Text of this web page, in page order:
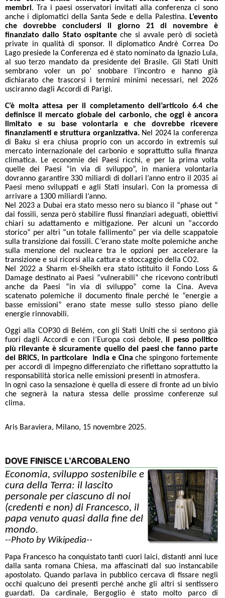
membri. Tra i paesi osservatori invitati alla conferenza ci sono
anche i diplomatici della Santa Sede e della Palestina. L’evento
che dovrebbe concludersi il giorno 21 di novembre è
finanziato dallo Stato ospitante che si avvale però di società
private in qualità di sponsor. Il diplomatico Andrè Correa Do
Lago presiede la Conferenza ed è stato nominato da Ignazio Lula,
al suo terzo mandato da presidente del Brasile. Gli Stati Uniti
sembrano voler un po’ snobbare l’incontro e hanno già
dichiarato che trascorsi i termini minimi necessari, nel 2026
usciranno dagli Accordi di Parigi.
C’è molta attesa per il completamento dell’articolo 6.4 che
definisce il mercato globale del carbonio, che oggi è ancora
limitato e su base volontaria e che dovrebbe ricevere
finanziamenti e struttura organizzativa. Nel 2024 la conferenza
di Baku si era chiusa proprio con un accordo in extremis sul
mercato internazionale del carbonio e soprattutto sulla finanza
climatica. Le economie dei Paesi ricchi, e per la prima volta
quelle dei Paesi “in via di sviluppo”, in maniera volontaria
dovranno garantire 330 miliardi di dollari l’anno entro il 2035 ai
Paesi meno sviluppati e agli Stati insulari. Con la promessa di
arrivare a 1300 miliardi l’anno.
Nel 2023 a Dubai era stato messo nero su bianco il “phase out “
dai fossili, senza però stabilire flussi finanziari adeguati, obiettivi
chiari su adattamento e mitigazione. Per alcuni un “accordo
storico” per altri “un totale fallimento” per via delle scappatoie
sulla transizione dai fossili. C’erano state molte polemiche anche
sulla menzione del nucleare tra le opzioni per accelerare la
transizione e sui ricorsi alla cattura e stoccaggio della CO2.
Nel 2022 a Sharm el-Sheikh era stato istituito il Fondo Loss &
Damage destinato ai Paesi “vulnerabili” che ricevono contributi
anche da Paesi “in via di sviluppo” come la Cina. Aveva
scatenato polemiche il documento finale perché le “energie a
basse emissioni” erano state messe sullo stesso piano delle
energie rinnovabili.
Oggi alla COP30 di Belém, con gli Stati Uniti che si sentono già
fuori dagli Accordi e con l’Europa così debole,il peso politico
più rilevante è sicuramente quello dei paesi che fanno parte
dei BRICS, in particolare India e Cinache spingono fortemente
per accordi di impegno differenziato che riflettano soprattutto la
responsabilità storica nelle emissioni presenti in atmosfera.
In ogni caso la sensazione è quella di essere di fronte ad un bivio
che segnerà la natura stessa delle prossime conferenze sul
clima.
Aris Baraviera, Milano, 15 novembre 2025.
DOVE FINISCE L’ARCOBALENO
Economia, sviluppo sostenibile e
cura della Terra: il lascito
personale per ciascuno di noi
(credenti e non) di Francesco, il
papa venuto quasi dalla fine del
mondo.
--Photo by Wikipedia--
Papa Francesco ha conquistato tanti cuori laici, distanti anni luce
dalla santa romana Chiesa, ma affascinati dal suo instancabile
apostolato. Quando parlava in pubblico cercava di fissare negli
occhi qualcuno dei presenti perché anche gli altri si sentissero
guardati. Da cardinale, Bergoglio è stato molto parco di